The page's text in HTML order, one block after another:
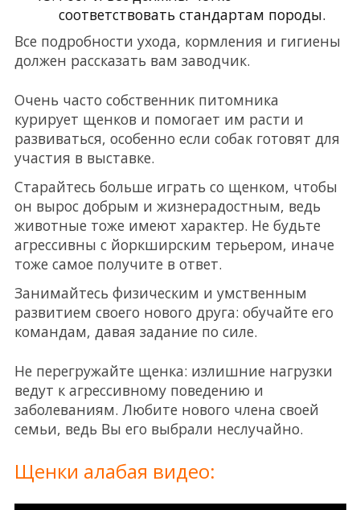
соответствовать стандартам породы.
Все подробности ухода, кормления и гигиены
должен рассказать вам заводчик.
Очень часто собственник питомника
курирует щенков и помогает им расти и
развиваться, особенно если собак готовят для
участия в выставке.
Старайтесь больше играть со щенком, чтобы
он вырос добрым и жизнерадостным, ведь
животные тоже имеют характер. Не будьте
агрессивны с йоркширским терьером, иначе
тоже самое получите в ответ.
Занимайтесь физическим и умственным
развитием своего нового друга: обучайте его
командам, давая задание по силе.
Не перегружайте щенка: излишние нагрузки
ведут к агрессивному поведению и
заболеваниям. Любите нового члена своей
семьи, ведь Вы его выбрали неслучайно.
Щенки алабая видео: